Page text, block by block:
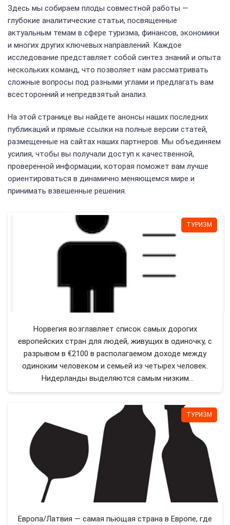
Здесь мы собираем плоды совместной работы —
глубокие аналитические статьи, посвященные
актуальным темам в сфере туризма, финансов, экономики
и многих других ключевых направлений. Каждое
исследование представляет собой синтез знаний и опыта
нескольких команд, что позволяет нам рассматривать
сложные вопросы под разными углами и предлагать вам
всесторонний и непредвзятый анализ.
На этой странице вы найдете анонсы наших последних
публикаций и прямые ссылки на полные версии статей,
размещенные на сайтах наших партнеров. Мы объединяем
усилия, чтобы вы получали доступ к качественной,
проверенной информации, которая поможет вам лучше
ориентироваться в динамично меняющемся мире и
принимать взвешенные решения.
ТУРИЗМ
Норвегия возглавляет список самых дорогих
европейских стран для людей, живущих в одиночку, с
разрывом в €2100 в располагаемом доходе между
одиноким человеком и семьей из четырех человек.
Нидерланды выделяются самым низким
располагаемым доходом для одинокого человека —
всего €391.
ТУРИЗМ
Европа/Латвия — самая пьющая страна в Европе, где